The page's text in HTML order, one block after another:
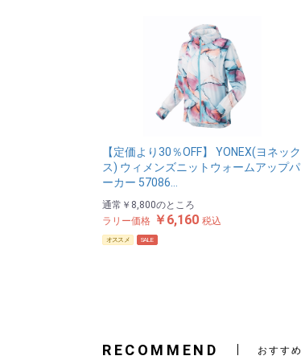
【定価より30％OFF】 YONEX(ヨネック
ス) ウィメンズニットウォームアップパ
ーカー 57086…
通常 ￥8,800のところ
ラリー価格 ￥6,160 税込
オススメ SALE
RECOMMEND おすすめ